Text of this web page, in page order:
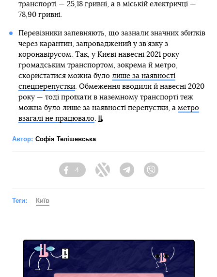
транспорті — 25,18 гривні, а в міській електричці —
78,90 гривні.
Перевізники запевняють, що зазнали значних збитків
через карантин, запроваджений у зв’язку з
коронавірусом. Так, у Києві навесні 2021 року
громадським транспортом, зокрема й метро,
скористатися можна було лише за наявності
спецперепустки. Обмеження вводили й навесні 2020
року — тоді проїхати в наземному транспорті теж
можна було лише за наявності перепустки, а метро
взагалі не працювало.
Автор: Софія Телішевська
Facebook
4
Twitter TelegramViber
Теги: Київ